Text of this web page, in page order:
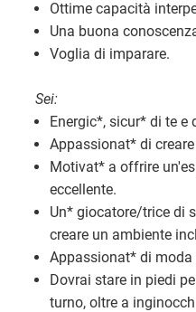
Ottime capacità
Una buona
Voglia di imparare.
Sei:
Energic*, sicur* di te e
Appassionat* di
Motivat* a offrire
eccellente.
Un* giocatore/trice di
creare un ambiente
Appassionat* di moda
Dovrai stare in piedi
turno, oltre a